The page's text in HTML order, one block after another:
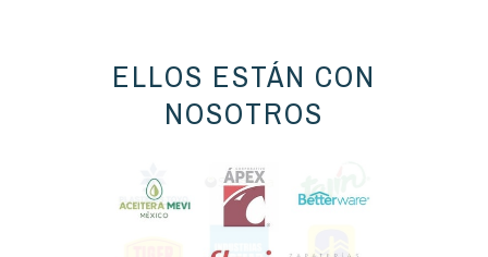
ELLOS ESTÁN CON
NOSOTROS